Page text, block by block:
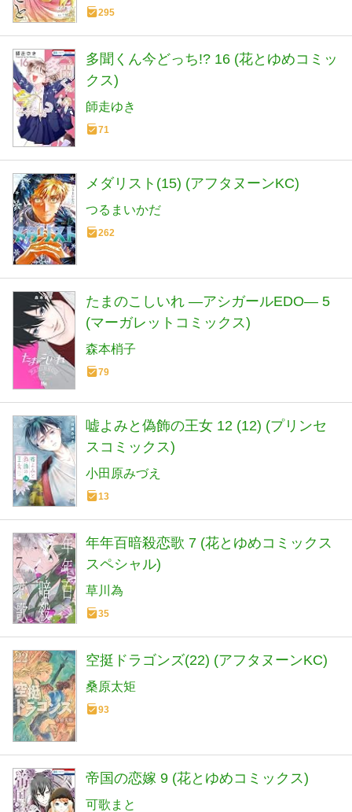
295
多聞くん今どっち!? 16 (花とゆめコミッ
クス)
師走ゆき
71
メダリスト(15) (アフタヌーンKC)
つるまいかだ
262
たまのこしいれ ―アシガールEDO― 5
(マーガレットコミックス)
森本梢子
79
嘘よみと偽飾の王女 12 (12) (プリンセ
スコミックス)
小田原みづえ
13
年年百暗殺恋歌 7 (花とゆめコミックス
スペシャル)
草川為
35
空挺ドラゴンズ(22) (アフタヌーンKC)
桑原太矩
93
帝国の恋嫁 9 (花とゆめコミックス)
可歌まと